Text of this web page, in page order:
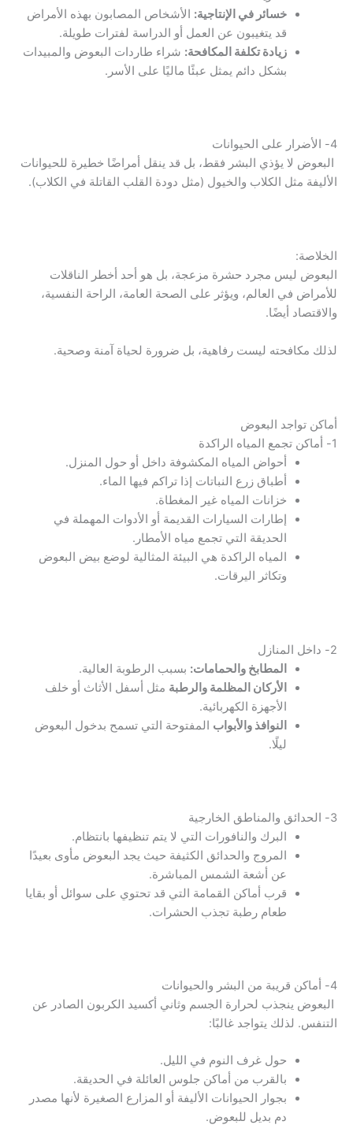
خسائر في الإنتاجية: الأشخاص المصابون بهذه الأمراض
قد يتغيبون عن العمل أو الدراسة لفترات طويلة.
زيادة تكلفة المكافحة: شراء طاردات البعوض والمبيدات
بشكل دائم يمثل عبئًا ماليًا على الأسر.
4- الأضرار على الحيوانات
البعوض لا يؤذي البشر فقط، بل قد ينقل أمراضًا خطيرة للحيوانات
الأليفة مثل الكلاب والخيول (مثل دودة القلب القاتلة في الكلاب).
الخلاصة:
البعوض ليس مجرد حشرة مزعجة، بل هو أحد أخطر الناقلات
للأمراض في العالم، ويؤثر على الصحة العامة، الراحة النفسية،
والاقتصاد أيضًا.
لذلك مكافحته ليست رفاهية، بل ضرورة لحياة آمنة وصحية.
أماكن تواجد البعوض
1- أماكن تجمع المياه الراكدة
أحواض المياه المكشوفة داخل أو حول المنزل.
أطباق زرع النباتات إذا تراكم فيها الماء.
خزانات المياه غير المغطاة.
إطارات السيارات القديمة أو الأدوات المهملة في
الحديقة التي تجمع مياه الأمطار.
المياه الراكدة هي البيئة المثالية لوضع بيض البعوض
وتكاثر اليرقات.
2- داخل المنازل
المطابخ والحمامات: بسبب الرطوبة العالية.
الأركان المظلمة والرطبة مثل أسفل الأثاث أو خلف
الأجهزة الكهربائية.
النوافذ والأبواب المفتوحة التي تسمح بدخول البعوض
ليلًا.
3- الحدائق والمناطق الخارجية
البرك والنافورات التي لا يتم تنظيفها بانتظام.
المروج والحدائق الكثيفة حيث يجد البعوض مأوى بعيدًا
عن أشعة الشمس المباشرة.
قرب أماكن القمامة التي قد تحتوي على سوائل أو بقايا
طعام رطبة تجذب الحشرات.
4- أماكن قريبة من البشر والحيوانات
البعوض ينجذب لحرارة الجسم وثاني أكسيد الكربون الصادر عن
التنفس. لذلك يتواجد غالبًا:
حول غرف النوم في الليل.
بالقرب من أماكن جلوس العائلة في الحديقة.
بجوار الحيوانات الأليفة أو المزارع الصغيرة لأنها مصدر
دم بديل للبعوض.